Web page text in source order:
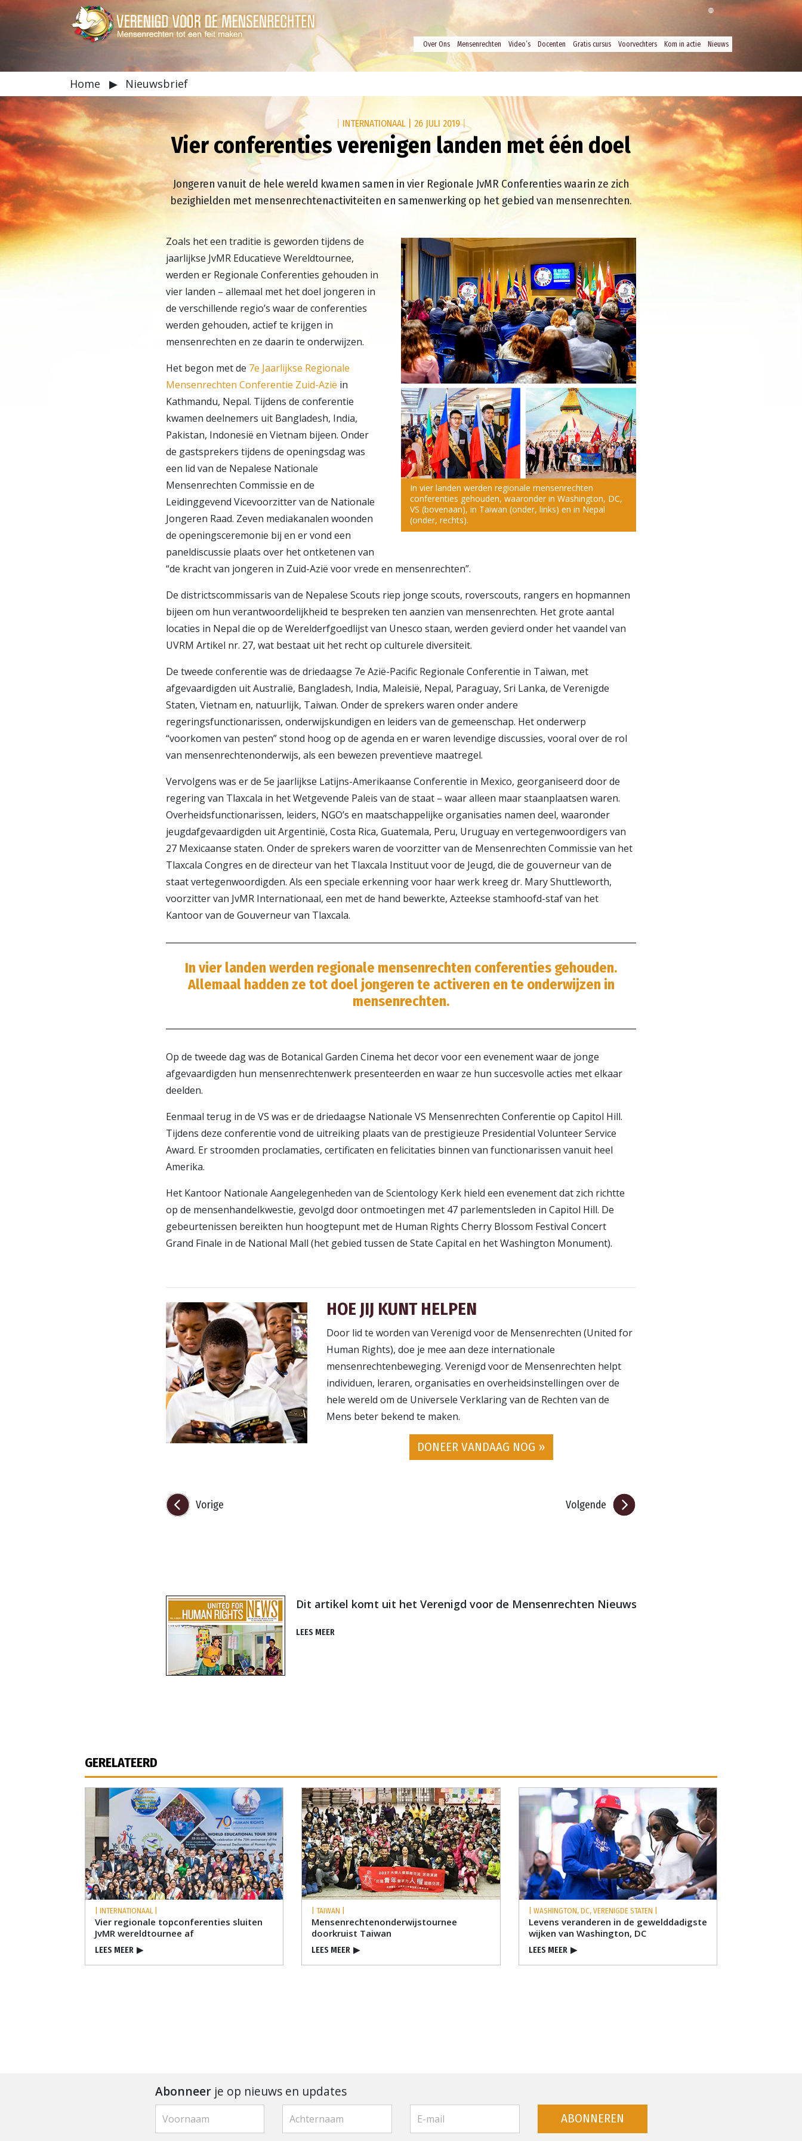
Over Ons Mensenrechten Video’s Docenten Gratis cursus Voorvechters Kom in actie Nieuws
Home ▶ Nieuwsbrief
INTERNATIONAAL 26 JULI 2019|
Vier conferenties verenigen landen met één doel
Jongeren vanuit de hele wereld kwamen samen in vier Regionale JvMR Conferenties waarin ze zich
bezighielden met mensenrechtenactiviteiten en samenwerking op het gebied van mensenrechten.
In vier landen werden regionale mensenrechten
conferenties gehouden, waaronder in Washington, DC,
VS (bovenaan), in Taiwan (onder, links) en in Nepal
(onder, rechts).
Zoals het een traditie is geworden tijdens de
jaarlijkse JvMR Educatieve Wereldtournee,
werden er Regionale Conferenties gehouden in
vier landen – allemaal met het doel jongeren in
de verschillende regio’s waar de conferenties
werden gehouden, actief te krijgen in
mensenrechten en ze daarin te onderwijzen.
Het begon met de 7e Jaarlijkse Regionale
Mensenrechten Conferentie Zuid-Azië in
Kathmandu, Nepal. Tijdens de conferentie
kwamen deelnemers uit Bangladesh, India,
Pakistan, Indonesië en Vietnam bijeen. Onder
de gastsprekers tijdens de openingsdag was
een lid van de Nepalese Nationale
Mensenrechten Commissie en de
Leidinggevend Vicevoorzitter van de Nationale
Jongeren Raad. Zeven mediakanalen woonden
de openingsceremonie bij en er vond een
paneldiscussie plaats over het ontketenen van
“de kracht van jongeren in Zuid-Azië voor vrede en mensenrechten”.
De districtscommissaris van de Nepalese Scouts riep jonge scouts, roverscouts, rangers en hopmannen
bijeen om hun verantwoordelijkheid te bespreken ten aanzien van mensenrechten. Het grote aantal
locaties in Nepal die op de Werelderfgoedlijst van Unesco staan, werden gevierd onder het vaandel van
UVRM Artikel nr. 27, wat bestaat uit het recht op culturele diversiteit.
De tweede conferentie was de driedaagse 7e Azië-Pacific Regionale Conferentie in Taiwan, met
afgevaardigden uit Australië, Bangladesh, India, Maleisië, Nepal, Paraguay, Sri Lanka, de Verenigde
Staten, Vietnam en, natuurlijk, Taiwan. Onder de sprekers waren onder andere
regeringsfunctionarissen, onderwijskundigen en leiders van de gemeenschap. Het onderwerp
“voorkomen van pesten” stond hoog op de agenda en er waren levendige discussies, vooral over de rol
van mensenrechtenonderwijs, als een bewezen preventieve maatregel.
Vervolgens was er de 5e jaarlijkse Latijns-Amerikaanse Conferentie in Mexico, georganiseerd door de
regering van Tlaxcala in het Wetgevende Paleis van de staat – waar alleen maar staanplaatsen waren.
Overheidsfunctionarissen, leiders, NGO’s en maatschappelijke organisaties namen deel, waaronder
jeugdafgevaardigden uit Argentinië, Costa Rica, Guatemala, Peru, Uruguay en vertegenwoordigers van
27 Mexicaanse staten. Onder de sprekers waren de voorzitter van de Mensenrechten Commissie van het
Tlaxcala Congres en de directeur van het Tlaxcala Instituut voor de Jeugd, die de gouverneur van de
staat vertegenwoordigden. Als een speciale erkenning voor haar werk kreeg dr. Mary Shuttleworth,
voorzitter van JvMR Internationaal, een met de hand bewerkte, Azteekse stamhoofd-staf van het
Kantoor van de Gouverneur van Tlaxcala.
In vier landen werden regionale mensenrechten conferenties gehouden.
Allemaal hadden ze tot doel jongeren te activeren en te onderwijzen in
mensenrechten.
Op de tweede dag was de Botanical Garden Cinema het decor voor een evenement waar de jonge
afgevaardigden hun mensenrechtenwerk presenteerden en waar ze hun succesvolle acties met elkaar
deelden.
Eenmaal terug in de VS was er de driedaagse Nationale VS Mensenrechten Conferentie op Capitol Hill.
Tijdens deze conferentie vond de uitreiking plaats van de prestigieuze Presidential Volunteer Service
Award. Er stroomden proclamaties, certificaten en felicitaties binnen van functionarissen vanuit heel
Amerika.
Het Kantoor Nationale Aangelegenheden van de Scientology Kerk hield een evenement dat zich richtte
op de mensenhandelkwestie, gevolgd door ontmoetingen met 47 parlementsleden in Capitol Hill. De
gebeurtenissen bereikten hun hoogtepunt met de Human Rights Cherry Blossom Festival Concert
Grand Finale in de National Mall (het gebied tussen de State Capital en het Washington Monument).
HOE JIJ KUNT HELPEN
Door lid te worden van Verenigd voor de Mensenrechten (United for
Human Rights), doe je mee aan deze internationale
mensenrechtenbeweging. Verenigd voor de Mensenrechten helpt
individuen, leraren, organisaties en overheidsinstellingen over de
hele wereld om de Universele Verklaring van de Rechten van de
Mens beter bekend te maken.
DONEER VANDAAG NOG »
Vorige Volgende
Dit artikel komt uit het Verenigd voor de Mensenrechten Nieuws
LEES MEER
GERELATEERD
| INTERNATIONAAL |
Vier regionale topconferenties sluiten
JvMR wereldtournee af
LEES MEER ▶
| TAIWAN |
Mensenrechten­onderwijstournee
doorkruist Taiwan
LEES MEER ▶
| WASHINGTON, DC, VERENIGDE STATEN |
Levens veranderen in de gewelddadigste
wijken van Washington, DC
LEES MEER ▶
Abonneerje op nieuws en updates
ABONNEREN